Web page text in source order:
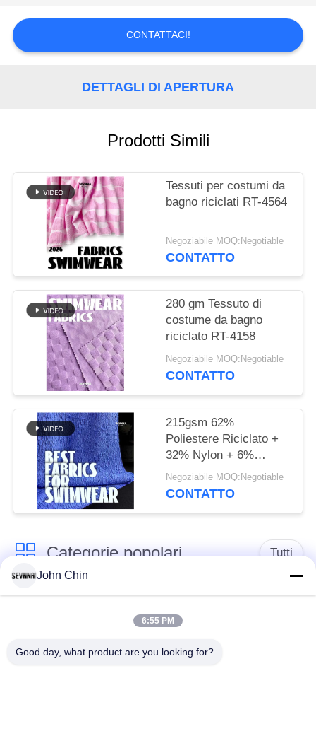
CASI
PRIVACY
POLICY
CONTATTACI!
DETTAGLI DI APERTURA
Prodotti Simili
Tessuti per costumi da
bagno riciclati RT-4564
Negoziabile MOQ:Negotiable
CONTATTO
280 gm Tessuto di
costume da bagno
riciclato RT-4158
Negoziabile MOQ:Negotiable
CONTATTO
215gsm 62%
Poliestere Riciclato +
32% Nylon + 6%
Spandex Tessuto
Costumi da Bagno
Negoziabile MOQ:Negotiable
CONTATTO
Categorie popolari Tutti
Tessuto riciclato dello
Tessuto di nylon
riciclato
tessuto in poliestere
Tessuto riciclato di
John Chin
6:55 PM
Good day, what product are you looking for?